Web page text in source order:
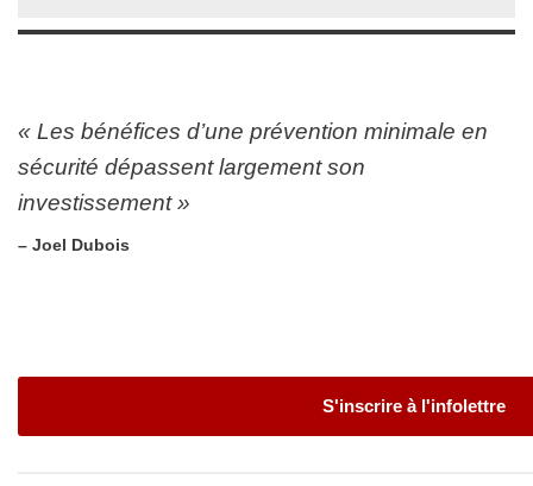
« Les bénéfices d’une prévention minimale en
sécurité dépassent largement son
investissement »
– Joel Dubois
S'inscrire à l'infolettre